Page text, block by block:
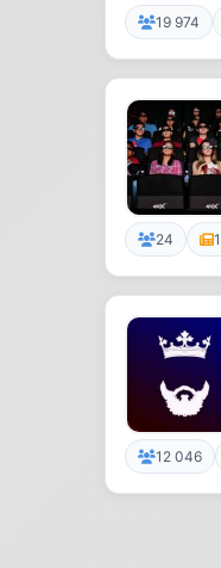
19 974
24
12 046